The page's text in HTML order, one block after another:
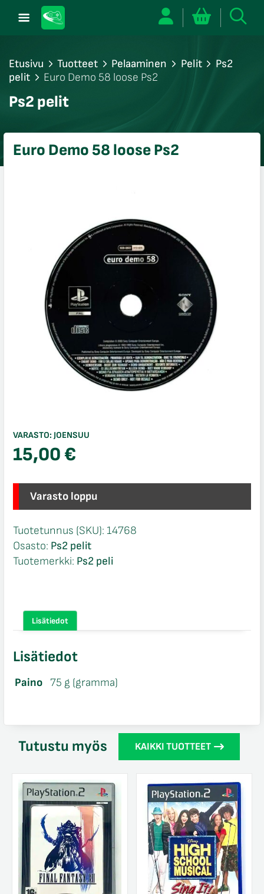
Etusivu Tuotteet Pelaaminen Pelit
Ps2
pelit
Euro Demo 58 loose Ps2
Ps2 pelit
Euro Demo 58 loose Ps2
VARASTO: JOENSUU
15,00€
Varasto loppu
Tuotetunnus (SKU): 14768
Osasto: Ps2 pelit
Tuotemerkki: Ps2 peli
Lisätiedot
Lisätiedot
Paino 75 g (gramma)
Tutustu myös KAIKKI TUOTTEET
sulje
sulje